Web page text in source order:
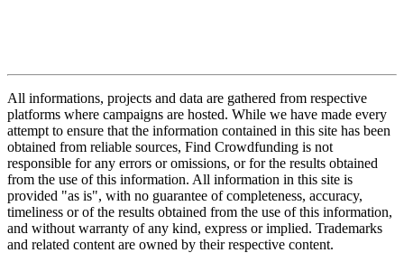
All informations, projects and data are gathered from respective
platforms where campaigns are hosted. While we have made every
attempt to ensure that the information contained in this site has been
obtained from reliable sources, Find Crowdfunding is not
responsible for any errors or omissions, or for the results obtained
from the use of this information. All information in this site is
provided "as is", with no guarantee of completeness, accuracy,
timeliness or of the results obtained from the use of this information,
and without warranty of any kind, express or implied. Trademarks
and related content are owned by their respective content.